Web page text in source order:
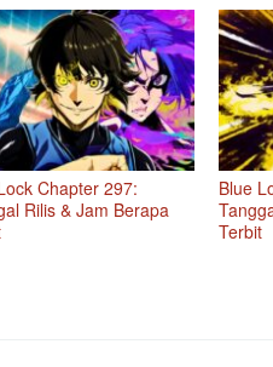
Chapter 297:
Rilis & Jam Berapa
Blue
Terbit